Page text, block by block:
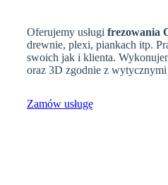
Oferujemy usługi frezowania
drewnie, plexi, piankach itp.
swoich jak i klienta.
oraz 3D zgodnie z
Zamów usługę